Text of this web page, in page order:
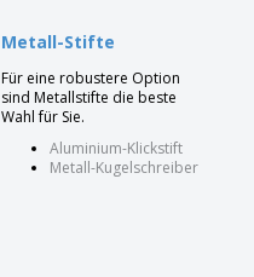
Metall-Stifte
Für eine robustere Option
sind Metallstifte die beste
Wahl für Sie.
Aluminium-Klickstift
Metall-Kugelschreiber